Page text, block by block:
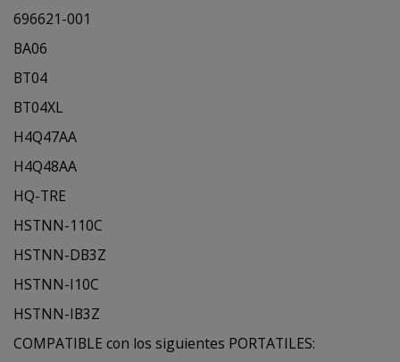
696621-001
BA06
BT04
BT04XL
H4Q47AA
H4Q48AA
HQ-TRE
HSTNN-110C
HSTNN-DB3Z
HSTNN-I10C
HSTNN-IB3Z
COMPATIBLE con los siguientes PORTATILES: